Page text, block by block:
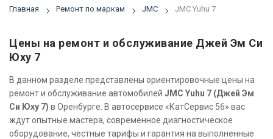
Главная Ремонт по маркам JMC JMC Yuhu 7
Цены на ремонт и обслуживание Джей Эм Си
Юху 7
В данном разделе представлены ориентировочные цены на
ремонт и обслуживание автомобилей JMC Yuhu 7 (Джей Эм
Си Юху 7) в Оренбурге. В автосервисе «КатСервис 56» вас
ждут опытные мастера, современное диагностическое
оборудование, честные тарифы и гарантия на выполненные